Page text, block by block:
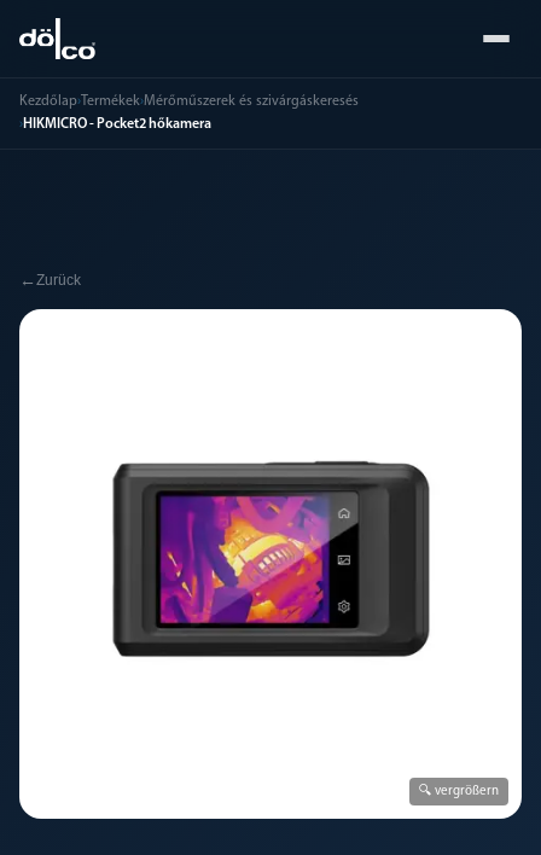
Kezdőlap› Termékek›Mérőműszerek és szivárgáskeresés
›HIKMICRO - Pocket2 hőkamera
← Zurück
🔍 vergrößern